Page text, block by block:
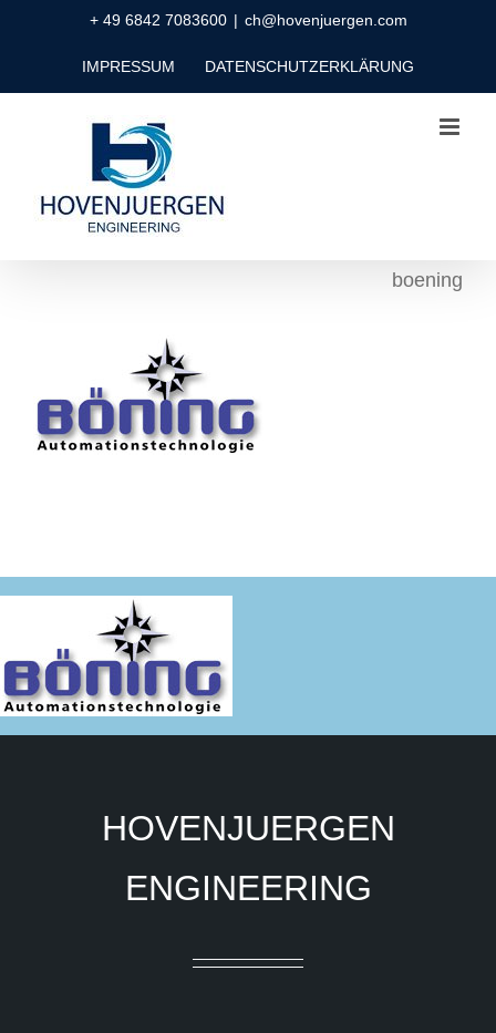
+ 49 6842 7083600 | ch@hovenjuergen.com
IMPRESSUM DATENSCHUTZERKLÄRUNG
boening
HOVENJUERGEN
ENGINEERING